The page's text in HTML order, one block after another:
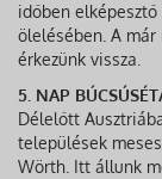
időben
ölelésében. A
érkezünk vissza.
5. NAP
Délelőtt
települések
Wörth. Itt állunk